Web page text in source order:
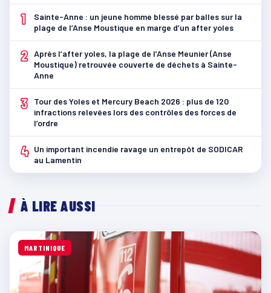
1
Sainte-Anne : un jeune homme blessé par balles sur la
plage de l’Anse Moustique en marge d’un after yoles
2 Après l’after yoles, la plage de l’Anse Meunier (Anse
Moustique) retrouvée couverte de déchets à Sainte-
Anne
3
Tour des Yoles et Mercury Beach 2026 : plus de 120
infractions relevées lors des contrôles des forces de
l’ordre
4 Un important incendie ravage un entrepôt de SODICAR
au Lamentin
À LIRE AUSSI
MARTINIQUE